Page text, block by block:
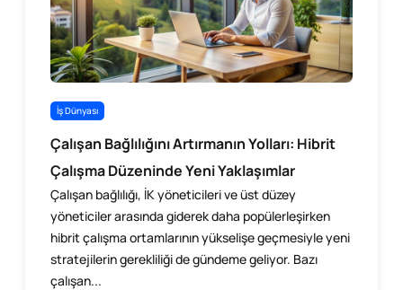
İş Dünyası
Çalışan Bağlılığını Artırmanın Yolları: Hibrit
Çalışma Düzeninde Yeni Yaklaşımlar
Çalışan bağlılığı, İK yöneticileri ve üst düzey
yöneticiler arasında giderek daha popülerleşirken
hibrit çalışma ortamlarının yükselişe geçmesiyle yeni
stratejilerin gerekliliği de gündeme geliyor. Bazı
çalışan...